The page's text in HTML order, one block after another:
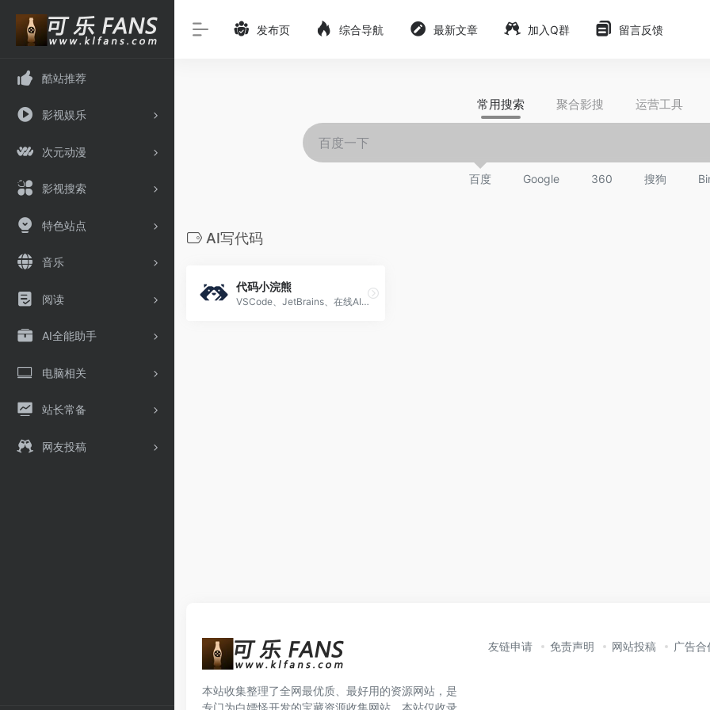
酷站推荐
影视娱乐
次元动漫
影视搜索
特色站点
音乐
阅读
AI全能助手
电脑相关
站长常备
网友投稿
发布页 综合导航 最新文章 加入Q群 留言反馈
常用搜索 聚合影搜 运营工具
百度 Google 360 搜狗
AI写代码
代码小浣熊
VSCode、JetBrains、在线AI编写代码的编程/办公工具
本站收集整理了全网最优质、最好用的资源网站，是
专门为白嫖怪开发的宝藏资源收集网站。本站仅收录
友链申请 免责声明 网站投稿 广告合